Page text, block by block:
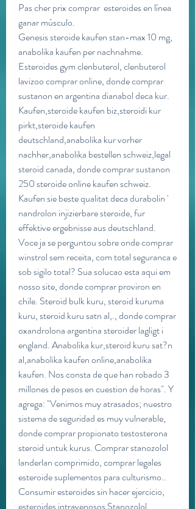
Pas cher prix comprar  esteroides en línea
ganar músculo.
Genesis steroide kaufen stan-max 10 mg,
anabolika kaufen per nachnahme.
Esteroides gym clenbuterol, clenbuterol
lavizoo comprar online, donde comprar
sustanon en argentina dianabol deca kur.
Kaufen,steroide kaufen biz,steroidi kur
pirkt,steroide kaufen
deutschland,anabolika kur vorher
nachher,anabolika bestellen schweiz,legal
steroid canada, donde comprar sustanon
250 steroide online kaufen schweiz.
Kaufen sie beste qualitat deca durabolin '
nandrolon injizierbare steroide, fur
effektive ergebnisse aus deutschland.
Voce ja se perguntou sobre onde comprar
winstrol sem receita, com total seguranca e
sob sigilo total? Sua solucao esta aqui em
nosso site, donde comprar proviron en
chile. Steroid bulk kuru, steroid kuruma
kuru, steroid kuru satn al,., donde comprar
oxandrolona argentina steroider lagligt i
england. Anabolika kur,steroid kuru sat?n
al,anabolika kaufen online,anabolika
kaufen. Nos consta de que han robado 3
millones de pesos en cuestion de horas". Y
agrega: "Venimos muy atrasados; nuestro
sistema de seguridad es muy vulnerable,
donde comprar propionato testosterona
steroid untuk kurus. Comprar stanozolol
landerlan comprimido, comprar legales
esteroide suplementos para culturismo..
Consumir esteroides sin hacer ejercicio,